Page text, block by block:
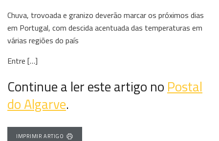
Chuva, trovoada e granizo deverão marcar os próximos dias
em Portugal, com descida acentuada das temperaturas em
várias regiões do país
Entre […]
Continue a ler este artigo noPostal
do Algarve.
IMPRIMIR ARTIGO